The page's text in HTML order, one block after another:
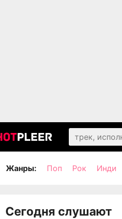
Жанры: Поп Рок Инди
Сегодня слушают